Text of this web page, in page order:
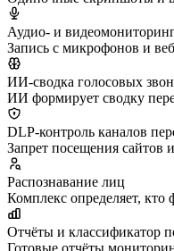
Аудио- и
Запись с микрофонов и
ИИ-сводка голосовых
ИИ формирует сводку
DLP-контроль каналов
Запрет посещения сайтов
Распознавание лиц
Комплекс определяет,
Отчёты и классификатор